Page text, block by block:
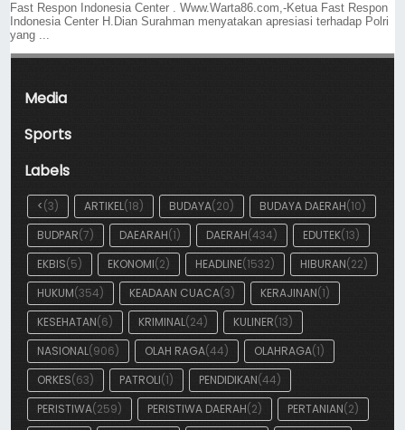
Fast Respon Indonesia Center . Www.Warta86.com,-Ketua Fast Respon
Indonesia Center H.Dian Surahman menyatakan apresiasi terhadap Polri
yang ...
Media
Sports
Labels
<(3) ARTIKEL(18) BUDAYA(20) BUDAYA DAERAH(10)
BUDPAR(7) DAEARAH(1) DAERAH(434) EDUTEK(13)
EKBIS(5) EKONOMI(2) HEADLINE(1532) HIBURAN(22)
HUKUM(354) KEADAAN CUACA(3) KERAJINAN(1)
KESEHATAN(6) KRIMINAL(24) KULINER(13)
NASIONAL(906) OLAH RAGA(44) OLAHRAGA(1)
ORKES(63) PATROLI(1) PENDIDIKAN(44)
PERISTIWA(259) PERISTIWA DAERAH(2) PERTANIAN(2)